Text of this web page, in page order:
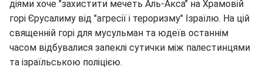
діями хоче "захистити мечеть Аль-Акса" на Храмовій
горі Єрусалиму від "агресії і тероризму" Ізраїлю. На цій
священній горі для мусульман та юдеїв останнім
часом відбувалися запеклі сутички між палестинцями
та ізраїльською поліцією.